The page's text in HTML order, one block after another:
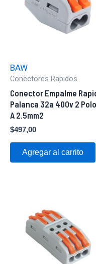
BAW
Conectores Rapidos
Conector Empalme
Palanca 32a 400v 2
A 2.5mm2
$497,00
Agregar al carrito